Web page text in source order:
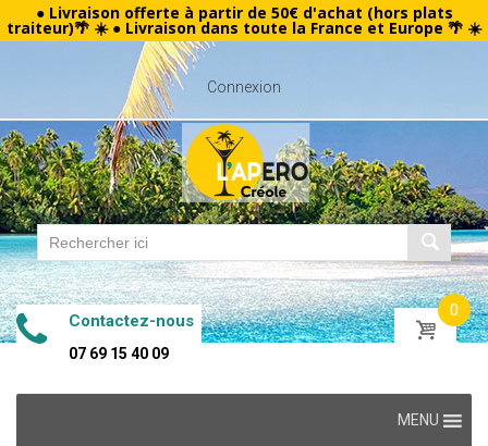
● Livraison offerte à partir de 50€ d'achat (hors plats
traiteur)🌴 ☀️ ● Livraison dans toute la France et Europe 🌴 ☀️
Connexion
Contactez-nous
07 69 15 40 09
0
MENU